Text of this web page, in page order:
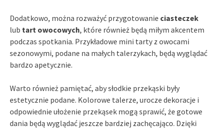
Dodatkowo, można rozważyć przygotowanie ciasteczek
lub tart owocowych, które również będą miłym akcentem
podczas spotkania. Przykładowe mini tarty z owocami
sezonowymi, podane na małych talerzykach, będą wyglądać
bardzo apetycznie.
Warto również pamiętać, aby słodkie przekąski były
estetycznie podane. Kolorowe talerze, urocze dekoracje i
odpowiednie ułożenie przekąsek mogą sprawić, że gotowe
dania będą wyglądać jeszcze bardziej zachęcająco. Dzięki